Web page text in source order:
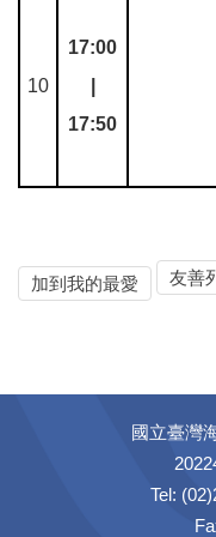
10
17:00
17:50
加到我的最愛
友善
國立臺灣
Tel: